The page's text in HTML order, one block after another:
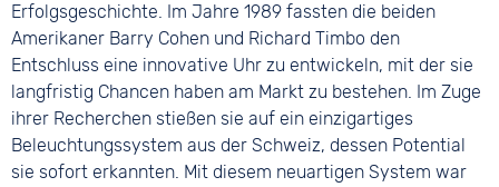
Erfolgsgeschichte. Im Jahre 1989 fassten die beiden
Amerikaner Barry Cohen und Richard Timbo den
Entschluss eine innovative Uhr zu entwickeln, mit der sie
langfristig Chancen haben am Markt zu bestehen. Im Zuge
ihrer Recherchen stießen sie auf ein einzigartiges
Beleuchtungssystem aus der Schweiz, dessen Potential
sie sofort erkannten. Mit diesem neuartigen System war